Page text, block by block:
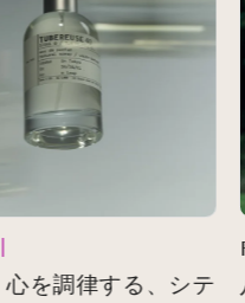
調律する、シテ